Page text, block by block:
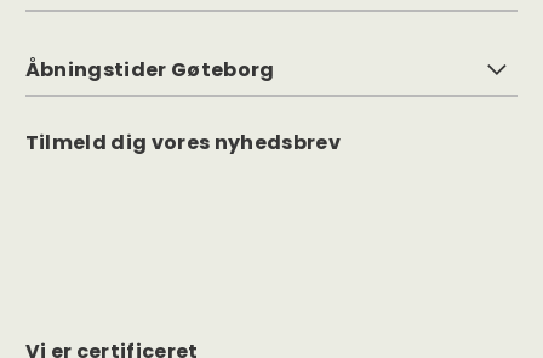
Åbningstider Gøteborg
Tilmeld dig vores nyhedsbrev
Vi er certificeret